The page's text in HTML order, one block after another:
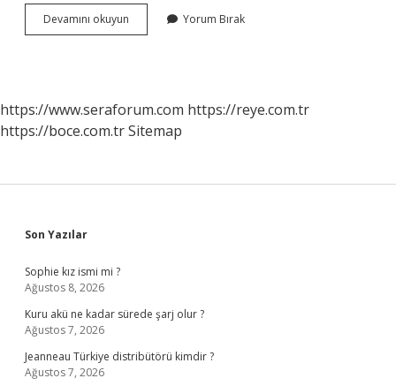
Devamını okuyun
Mı
Yorum Bırak
https://www.seraforum.com https://reye.com.tr
https://boce.com.trSitemap
Sidebar
Son Yazılar
Sophie kız ismi mi ?
Ağustos 8, 2026
Kuru akü ne kadar sürede şarj olur ?
Ağustos 7, 2026
Jeanneau Türkiye distribütörü kimdir ?
Ağustos 7, 2026